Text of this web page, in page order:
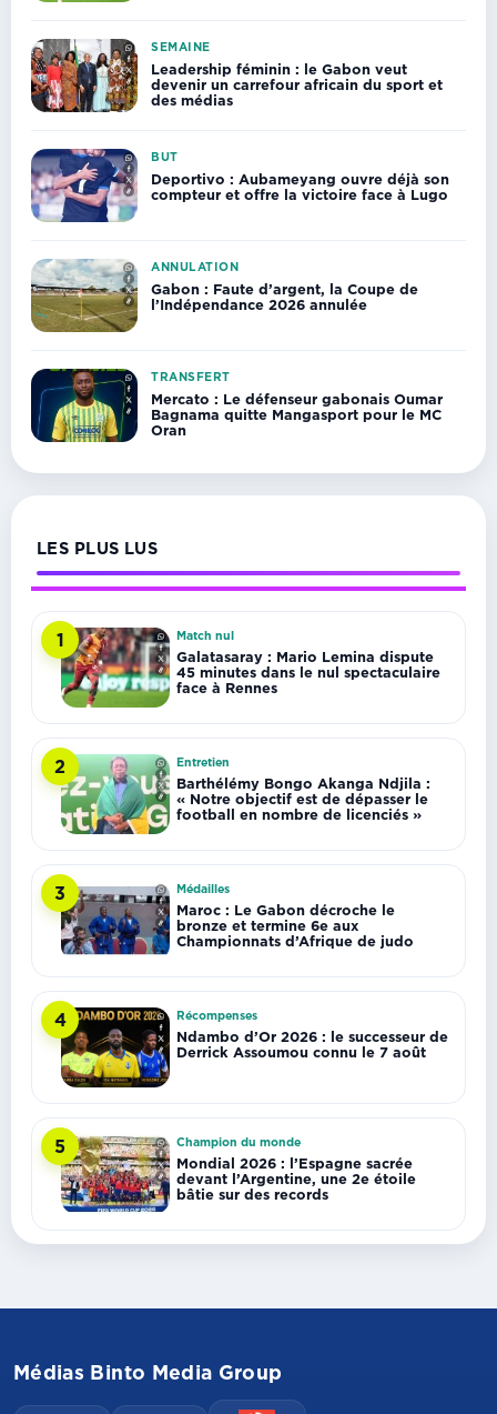
SEMAINE
Leadership féminin : le Gabon veut
devenir un carrefour africain du sport et
des médias
BUT
Deportivo : Aubameyang ouvre déjà son
compteur et offre la victoire face à Lugo
ANNULATION
Gabon : Faute d’argent, la Coupe de
l’Indépendance 2026 annulée
TRANSFERT
Mercato : Le défenseur gabonais Oumar
Bagnama quitte Mangasport pour le MC
Oran
LES PLUS LUS
1 Match nul
Galatasaray : Mario Lemina dispute
45 minutes dans le nul spectaculaire
face à Rennes
2 Entretien
Barthélémy Bongo Akanga Ndjila :
« Notre objectif est de dépasser le
football en nombre de licenciés »
3 Médailles
Maroc : Le Gabon décroche le
bronze et termine 6e aux
Championnats d’Afrique de judo
4 Récompenses
Ndambo d’Or 2026 : le successeur de
Derrick Assoumou connu le 7 août
5 Champion du monde
Mondial 2026 : l’Espagne sacrée
devant l’Argentine, une 2e étoile
bâtie sur des records
Médias Binto Media Group